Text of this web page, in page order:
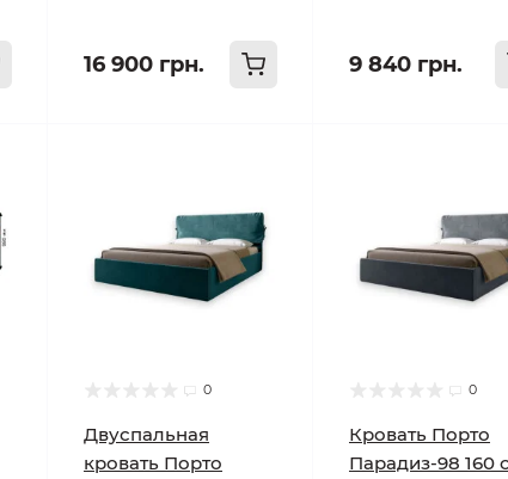
16 900 грн. 9 840 грн.
0
Двуспальная
кровать Порто
0
Кровать Порто
Парадиз-98 160